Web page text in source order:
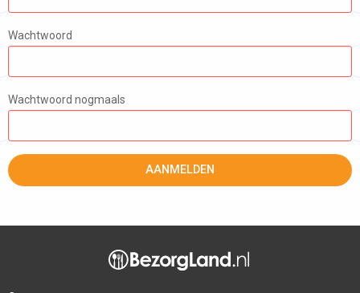
Wachtwoord
Wachtwoord nogmaals
AANMELDEN